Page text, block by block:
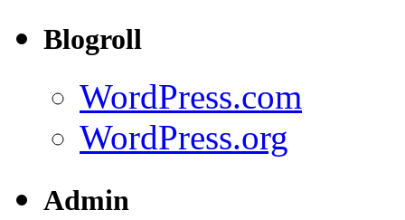
Blogroll
WordPress.com
WordPress.org
Admin